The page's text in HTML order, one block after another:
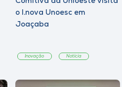
o I.nova Unoesc em
Joaçaba
Inovação Notícia